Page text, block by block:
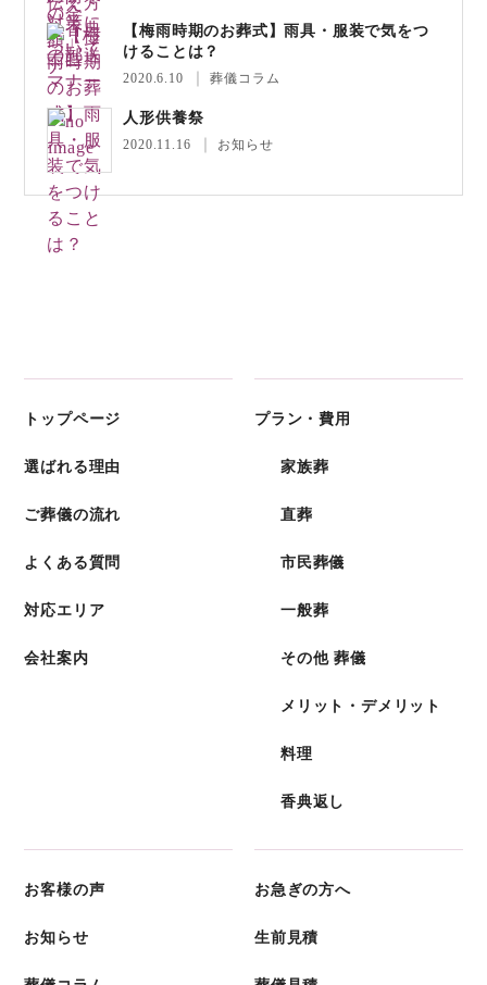
【梅雨時期のお葬式】雨具・服装で気をつ
けることは？
2020.6.10 葬儀コラム
人形供養祭
2020.11.16 お知らせ
トップページ
選ばれる理由
ご葬儀の流れ
よくある質問
対応エリア
会社案内
プラン・費用
家族葬
直葬
市民葬儀
一般葬
その他 葬儀
メリット・デメリット
料理
香典返し
お客様の声
お知らせ
お急ぎの方へ
生前見積